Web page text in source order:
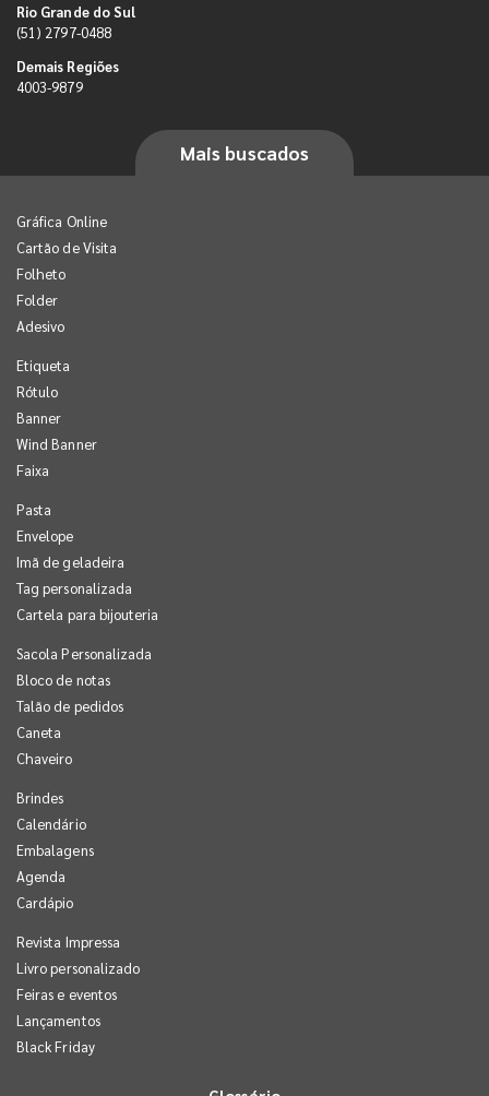
Rio Grande do Sul
(51) 2797-0488
Demais Regiões
4003-9879
Mais buscados
Gráfica Online
Cartão de Visita
Folheto
Folder
Adesivo
Etiqueta
Rótulo
Banner
Wind Banner
Faixa
Pasta
Envelope
Imã de geladeira
Tag personalizada
Cartela para bijouteria
Sacola Personalizada
Bloco de notas
Talão de pedidos
Caneta
Chaveiro
Brindes
Calendário
Embalagens
Agenda
Cardápio
Revista Impressa
Livro personalizado
Feiras e eventos
Lançamentos
Black Friday